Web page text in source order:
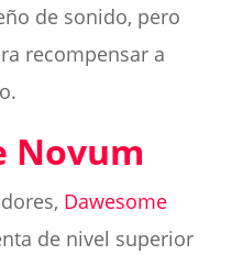
de sonido, pero
recompensar a
Novum
Dawesome
de nivel superior